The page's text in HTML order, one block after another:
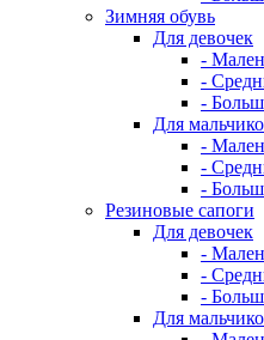
Зимняя обувь
Для девочек
-
-
-
Для
-
-
-
Резиновые сапоги
Для девочек
-
-
-
Для